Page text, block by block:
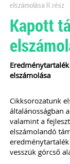
elszámolása II.rész
Kapott
elszámolása
Cikksorozatunk
általánosságban
valamint a
elszámolandó
vesszük górcső